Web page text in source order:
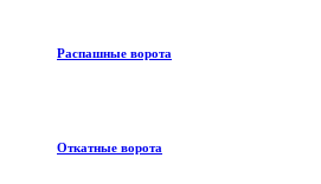
Распашные ворота
Откатные ворота